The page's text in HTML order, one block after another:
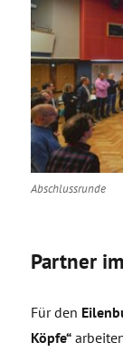
Abschlussrunde
Partner
Für den
Köpfe“